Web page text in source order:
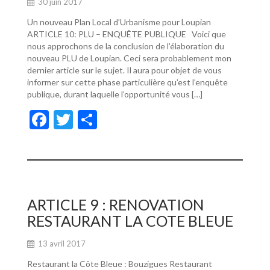
Un nouveau Plan Local d’Urbanisme pour Loupian
ARTICLE 10: PLU – ENQUÊTE PUBLIQUE Voici que
nous approchons de la conclusion de l’élaboration du
nouveau PLU de Loupian. Ceci sera probablement mon
dernier article sur le sujet. Il aura pour objet de vous
informer sur cette phase particulière qu’est l’enquête
publique, durant laquelle l’opportunité vous […]
F
e
o
o
k
T
itt ta
er
ARTICLE 9 : RENOVATION
RESTAURANT LA COTE BLEUE
13 avril 2017
Restaurant la Côte Bleue : Bouzigues Restaurant